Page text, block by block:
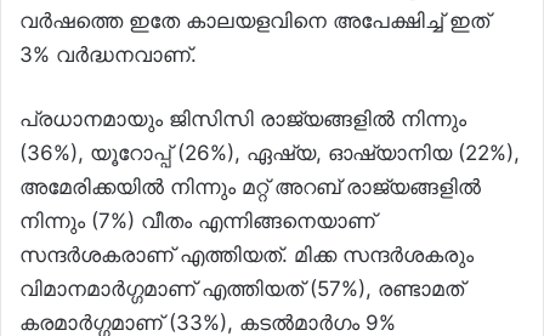
വർഷത്തെ ഇതേ കാലയളവിനെ അപേക്ഷിച്ച് ഇത്
3% വർദ്ധനവാണ്.
പ്രധാനമായും ജിസിസി രാജ്യങ്ങളിൽ നിന്നും
(36%), യൂറോപ്പ് (26%), ഏഷ്യ, ഓഷ്യാനിയ (22%),
അമേരിക്കയിൽ നിന്നും മറ്റ് അറബ് രാജ്യങ്ങളിൽ
നിന്നും (7%) വീതം എന്നിങ്ങനെയാണ്
സന്ദർശകരാണ് എത്തിയത്. മിക്ക സന്ദർശകരും
വിമാനമാർഗ്ഗമാണ് എത്തിയത് (57%), രണ്ടാമത്
കരമാർഗ്ഗമാണ് (33%), കടൽമാർഗം 9%